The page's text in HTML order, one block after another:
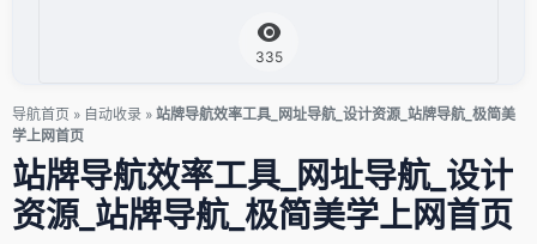
335
导航首页 » 自动收录 » 站牌导航效率工具_网址导航_设计资源_站牌导航_极简美
学上网首页
站牌导航效率工具_网址导航_设计
资源_站牌导航_极简美学上网首页